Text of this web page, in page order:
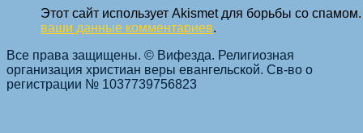
Этот сайт использует Akismet для борьбы со
ваши данные комментариев.
Все права защищены. © Вифезда. Религиозная
организация христиан веры евангельской. Св-во о
регистрации № 1037739756823